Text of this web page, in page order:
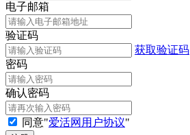
电子邮箱
验证码
获取验证码
密码
确认密码
同意"爱活网用户协议"